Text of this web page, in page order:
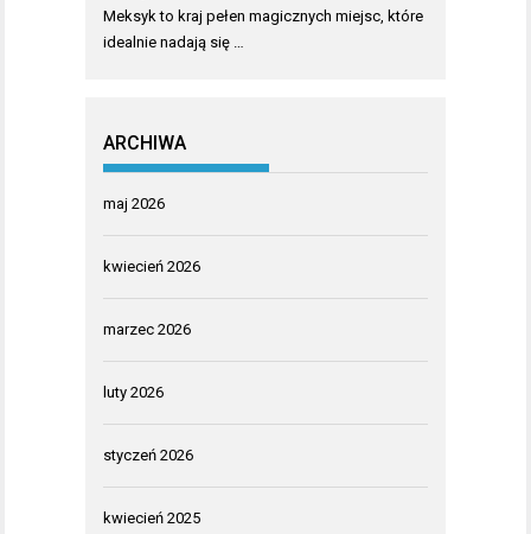
Meksyk to kraj pełen magicznych miejsc, które
idealnie nadają się …
ARCHIWA
maj 2026
kwiecień 2026
marzec 2026
luty 2026
styczeń 2026
kwiecień 2025